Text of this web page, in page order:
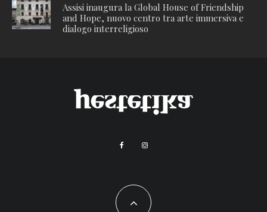
Assisi inaugura la Global House of Friendship
and Hope, nuovo centro tra arte immersiva e
dialogo interreligioso